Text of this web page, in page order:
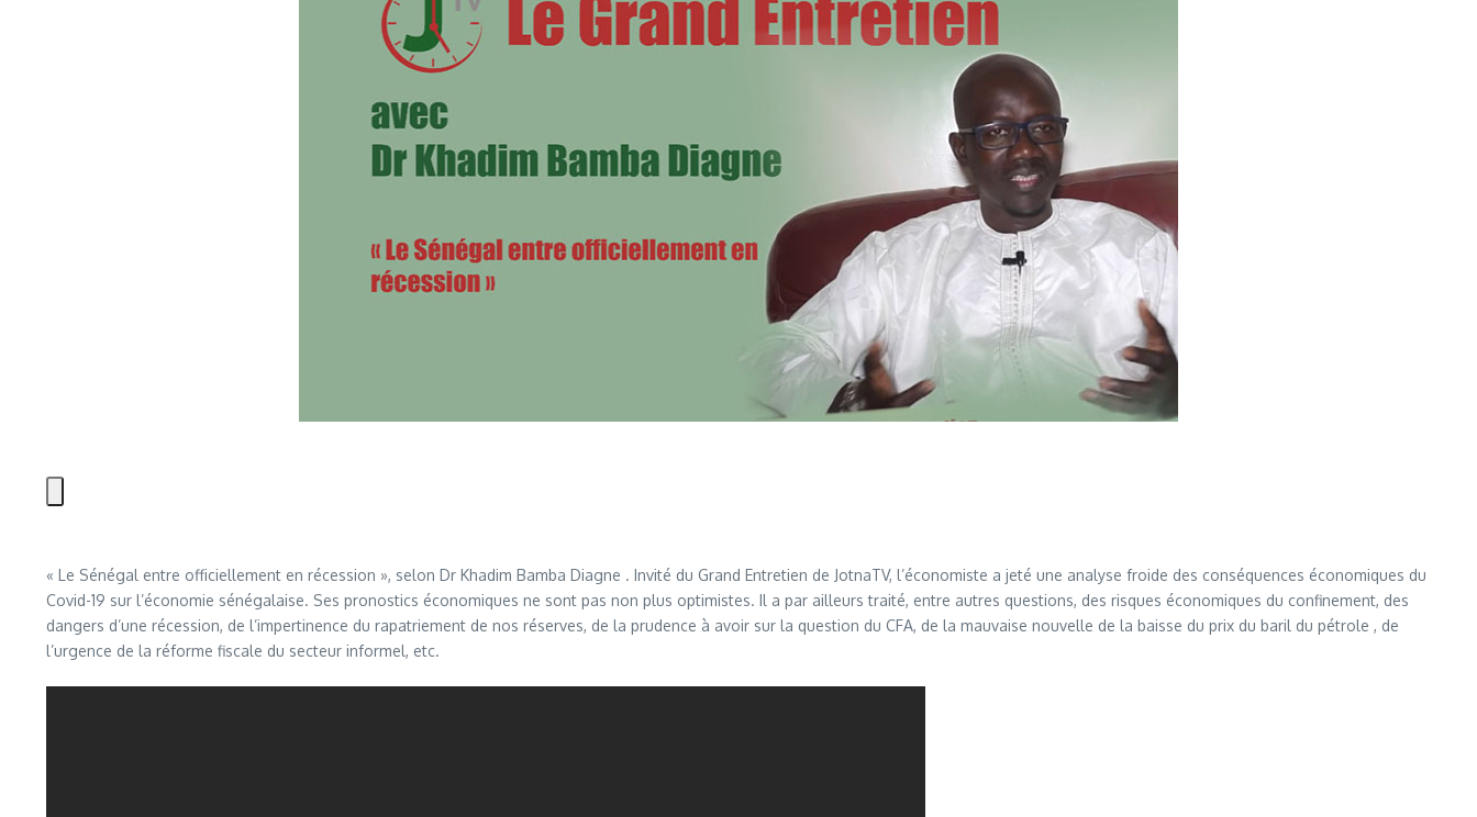
« Le Sénégal entre officiellement en récession », selon Dr Khadim Bamba Diagne . Invité du Grand Entretien de JotnaTV, l’économiste a jeté une analyse froide des conséquences économiques du
Covid-19 sur l’économie sénégalaise. Ses pronostics économiques ne sont pas non plus optimistes. Il a par ailleurs traité, entre autres questions, des risques économiques du confinement, des
dangers d’une récession, de l’impertinence du rapatriement de nos réserves, de la prudence à avoir sur la question du CFA, de la mauvaise nouvelle de la baisse du prix du baril du pétrole , de
l’urgence de la réforme fiscale du secteur informel, etc.